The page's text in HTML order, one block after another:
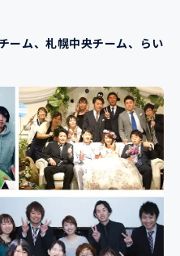
ーム、札幌中央チーム、らい